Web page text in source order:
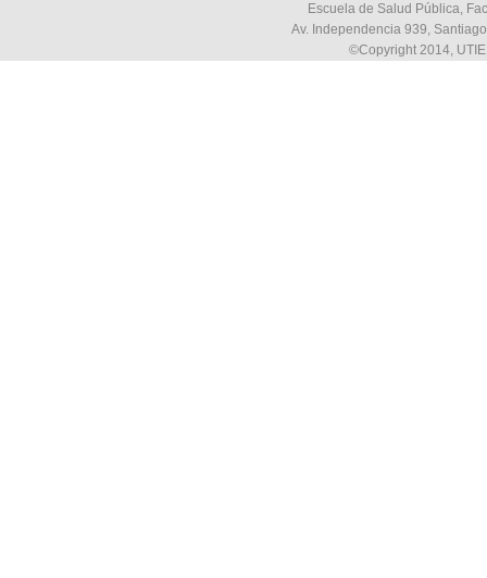
Escuela de Salud Pública,
Av. Independencia 939,
©Copyright 2014,